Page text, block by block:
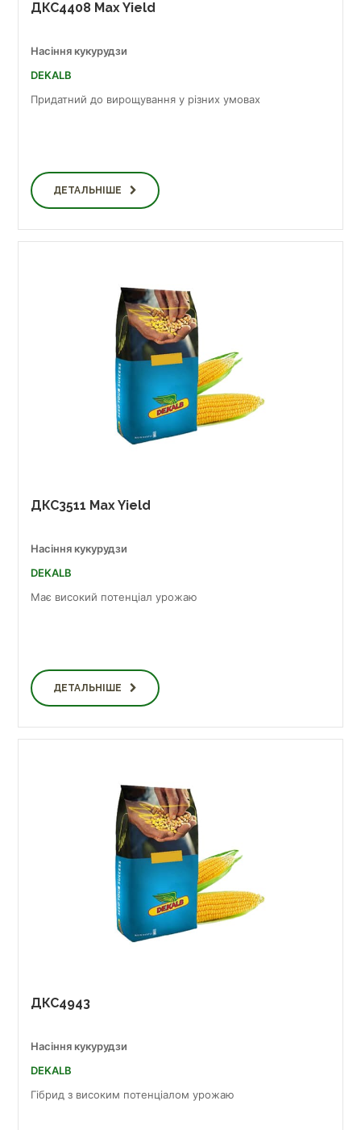
ДКС4408 Max Yield
Насіння кукурудзи
DEKALB
Придатний до вирощування у різних умовах
ДЕТАЛЬНІШЕ
ДКС3511 Max Yield
Насіння кукурудзи
DEKALB
Має високий потенціал урожаю
ДЕТАЛЬНІШЕ
ДКС4943
Насіння кукурудзи
DEKALB
Гібрид з високим потенціалом урожаю